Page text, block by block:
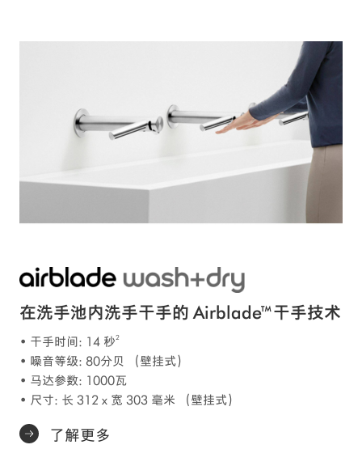
在洗手池内洗手干手的 Airblade™干手技术
• 干手时间: 14 秒2
• 噪音等级: 80分贝 （壁挂式）
• 马达参数: 1000瓦
• 尺寸: 长 312 x 宽 303 毫米 （壁挂式）
了解更多